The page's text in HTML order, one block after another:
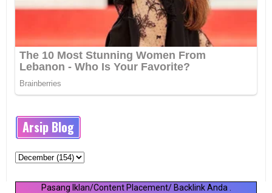
Arsip Blog
Pasang Iklan/Content Placement/ Backlink Anda